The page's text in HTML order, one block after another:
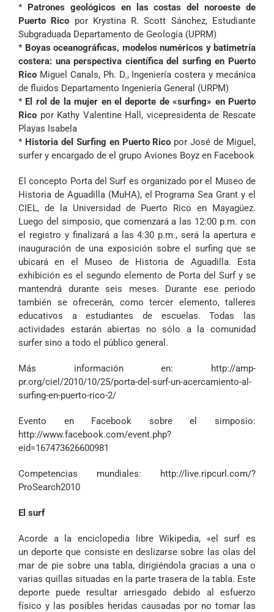
* Patrones geológicos en las costas del noroeste de
Puerto Rico por Krystina R. Scott Sánchez, Estudiante
Subgraduada Departamento de Geología (UPRM)
* Boyas oceanográficas, modelos numéricos y batimetría
costera: una perspectiva científica del surfing en Puerto
Rico Miguel Canals, Ph. D., Ingeniería costera y mecánica
de fluidos Departamento Ingeniería General (URPM)
* El rol de la mujer en el deporte de «surfing» en Puerto
Rico por Kathy Valentine Hall, vicepresidenta de Rescate
Playas Isabela
* Historia del Surfing en Puerto Rico por José de Miguel,
surfer y encargado de el grupo Aviones Boyz en Facebook
El concepto Porta del Surf es organizado por el Museo de
Historia de Aguadilla (MuHA), el Programa Sea Grant y el
CIEL, de la Universidad de Puerto Rico en Mayagüez.
Luego del simposio, que comenzará a las 12:00 p.m. con
el registro y finalizará a las 4:30 p.m., será la apertura e
inauguración de una exposición sobre el surfing que se
ubicará en el Museo de Historia de Aguadilla. Esta
exhibición es el segundo elemento de Porta del Surf y se
mantendrá durante seis meses. Durante ese periodo
también se ofrecerán, como tercer elemento, talleres
educativos a estudiantes de escuelas. Todas las
actividades estarán abiertas no sólo a la comunidad
surfer sino a todo el público general.
Más información en:
http://amp-
pr.org/ciel/2010/10/25/porta-del-surf-un-acercamiento-al-
surfing-en-puerto-rico-2/
Evento en Facebook sobre el simposio:
http://www.facebook.com/event.php?
eid=167473626600981
Competencias mundiales:
http://live.ripcurl.com/?
ProSearch2010
El surf
Acorde a la enciclopedia libre Wikipedia, «el surf es
undeporte que consiste en deslizarse sobre las olas del
mar de pie sobre una tabla, dirigiéndola gracias a una o
variasquillas situadas en la parte trasera de la tabla. Este
deporte puede resultar arriesgado debido al esfuerzo
físico y las posibles heridas causadas por no tomar las